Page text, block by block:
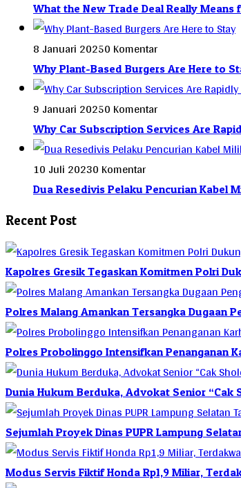
What the New Trade Deal Really Means
8 Januari 20250 Komentar
Why Plant-Based Burgers Are Here to
9 Januari 20250 Komentar
Why Car Subscription Services Are
10 Juli 20230 Komentar
Dua Resedivis Pelaku Pencurian Kabel
Recent Post
Kapolres Gresik Tegaskan Komitmen Polri
Polres Malang Amankan Tersangka Dugaan
Polres Probolinggo Intensifkan Penanganan
Dunia Hukum Berduka, Advokat Senior “Cak
Sejumlah Proyek Dinas PUPR Lampung
Modus Servis Fiktif Honda Rp1,9 Miliar,